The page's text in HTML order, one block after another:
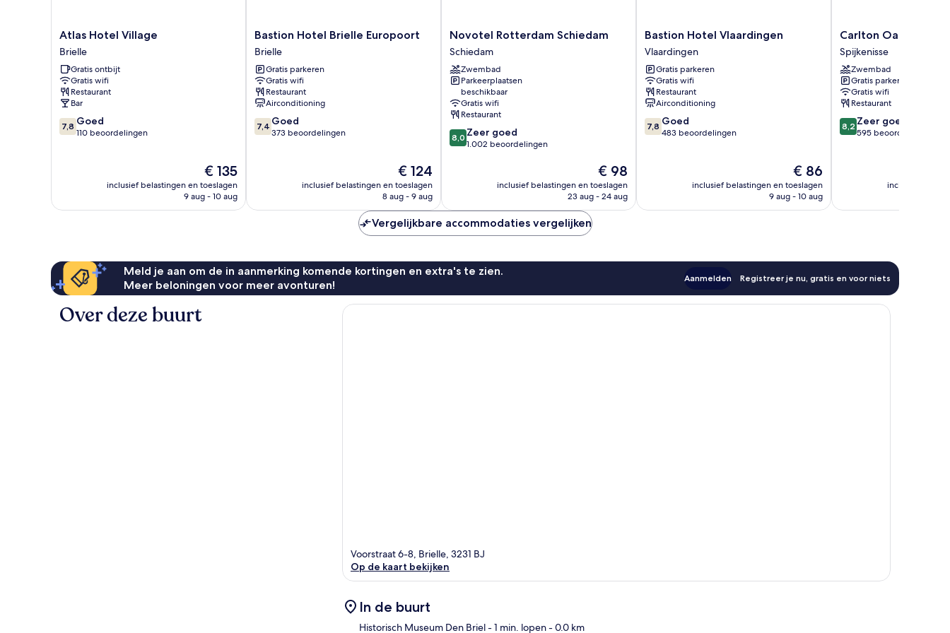
Atlas
Hotel
Village
Brielle
Atlas Hotel Village
Brielle
Gratis ontbijt
Gratis wifi
Restaurant
Bar
7.8
van
beoordelingen
7,8 Goed
110 beoordelingen
De
prijs
is
€ 135
inclusief belastingen en toeslagen
9 aug - 10 aug
Bastion
Hotel
Brielle
Europoort
Brielle
Bastion Hotel Brielle Europoort
Brielle
Gratis parkeren
Gratis wifi
Restaurant
Airconditioning
7.4
van
beoordelingen
7,4 Goed
373 beoordelingen
De
prijs
is
€ 124
inclusief belastingen en toeslagen
8 aug - 9 aug
Novotel
Rotterdam
Schiedam
Schiedam
Novotel Rotterdam Schiedam
Schiedam
Zwembad
Parkeerplaatsen
beschikbaar
Gratis wifi
Restaurant
8.0
van
beoordelingen
8,0 Zeer goed
1.002 beoordelingen
De
prijs
is
€ 98
inclusief belastingen en toeslagen
23 aug - 24 aug
Bastion
Hotel
Vlaardingen
Vlaardingen
Bastion Hotel Vlaardingen
Vlaardingen
Gratis parkeren
Gratis wifi
Restaurant
Airconditioning
7.8
van
beoordelingen
7,8 Goed
483 beoordelingen
De
prijs
is
€ 86
inclusief belastingen en toeslagen
9 aug - 10 aug
Carlton
Oasis
Hotel
Spijkenisse
Carlton Oasis Hotel
Spijkenisse
Zwembad
Gratis parkeren
Gratis wifi
Restaurant
8.2
van
8,2 Zeer goed
595 beoordelingen
inclusief
Vergelijkbare accommodaties vergelijken
Meld je aan om de in aanmerking komende kortingen en extra's te zien.
Meer beloningen voor meer avonturen!
Aanmelden Registreer je nu, gratis en voor niets
Over deze buurt
Voorstraat 6-8, Brielle, 3231 BJ
Op de kaart bekijken
In de buurt
Historisch Museum Den Briel- 1 min. lopen- 0.0 km